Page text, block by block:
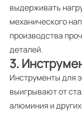
выдерживать
механического
производства
деталей.
3.
Инструменты для
выигрывают от
алюминия и